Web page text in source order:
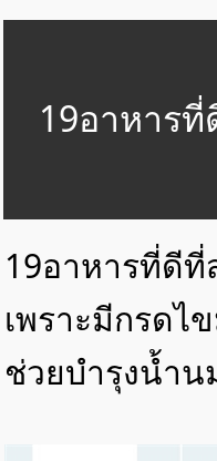
19อาหาร
19อาหารที่ดี
เพราะมีกรด
ช่วยบำรุงน้ำน